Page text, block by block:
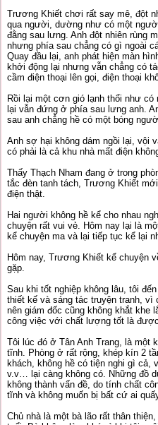
Trương Khiết chơi rất say mê, đột
qua người, dường như có một
đằng sau lưng. Anh đột nhiên rùng
nhưng phía sau chẳng có gì ngoài
Quay đầu lại, anh phát hiện màn
khởi động lại nhưng vẫn chẳng có
cầm điện thoại lên gọi, điện thoại
Rồi lại một cơn gió lạnh thổi như
lại vẫn đứng ở phía sau lưng anh.
sau anh chẳng hề có một bóng
Anh sợ hại không dám ngồi lại, vội
có phải là cả khu nhà mất điện
Thấy Thạch Nham đang ở trong
tắc đèn tanh tách, Trương Khiết
điện thật.
Hai người không hề kể cho nhau
chuyện rất vui vẻ. Hôm nay lại là
kể chuyện ma và lại tiếp tục kể lại
Hôm nay, Trương Khiết kể chuyện
gặp.
Sau khi tốt nghiệp không lâu, tôi
thiết kế và sáng tác truyện tranh, vì
nên giám đốc cũng không khắt khe
công việc với chất lượng tốt là
Tôi lúc đó ở Tân Anh Trang, là một
tĩnh. Phòng ở rất rộng, khép kín 2
khách, không hề có tiện nghi gì
v.v… lại càng không có. Những đồ
không thành vấn đề, do tính chất
tĩnh và không muốn bị bất cứ ai
Chủ nhà là một bà lão rất thân